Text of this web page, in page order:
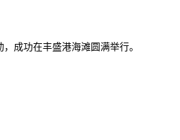
成功在丰盛港海滩圆满举行。